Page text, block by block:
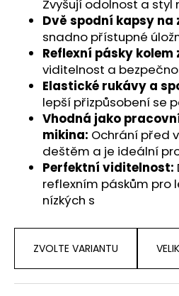
Zvyšují odolnost a styl
Dvě spodní kapsy na
snadno přístupné
Reflexní pásky kolem
viditelnost a
Elastické rukávy a
lepší přizpůsobení se
Vhodná jako
mikina: Ochrání před
deštěm a je ideální
Perfektní viditelnost:
reflexním páskům pro
nízkých s
ZVOLTE VARIANTU